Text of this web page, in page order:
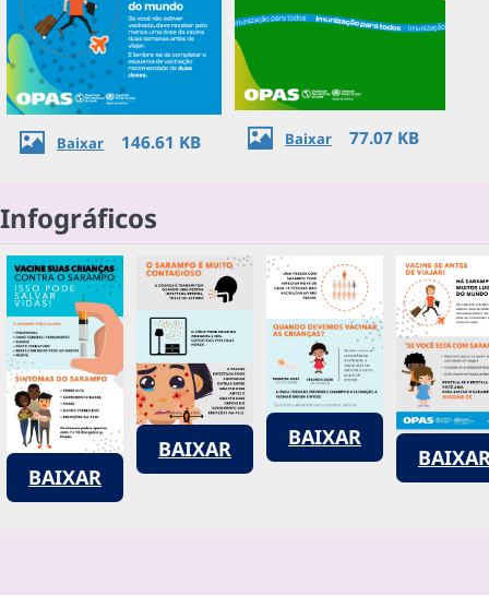
Baixar 146.61 KB Baixar 77.07 KB
Infográficos
BAIXAR
BAIXAR BAIXAR